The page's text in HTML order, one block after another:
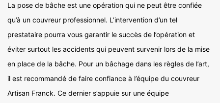
La pose de bâche est une opération qui ne peut être confiée
qu’à un couvreur professionnel. L’intervention d’un tel
prestataire pourra vous garantir le succès de l’opération et
éviter surtout les accidents qui peuvent survenir lors de la mise
en place de la bâche. Pour un bâchage dans les règles de l’art,
il est recommandé de faire confiance à l’équipe du couvreur
Artisan Franck. Ce dernier s’appuie sur une équipe